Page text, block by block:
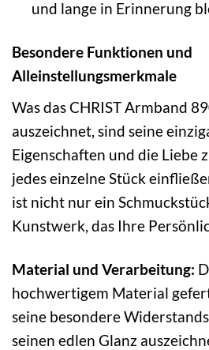
und lange in Erinnerung
Besondere Funktionen und
Alleinstellungsmerkmale
Was das CHRIST Armband
auszeichnet, sind seine
Eigenschaften und die Liebe
jedes einzelne Stück
ist nicht nur ein
Kunstwerk, das Ihre
Material und Verarbeitung:
hochwertigem Material
seine besondere
seinen edlen Glanz